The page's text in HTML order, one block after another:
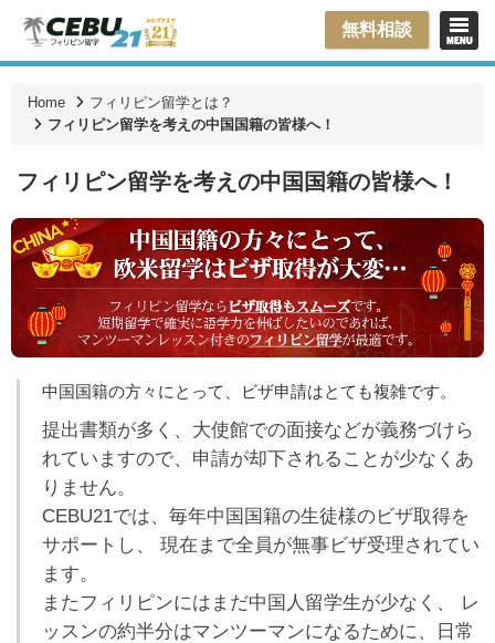
無料相談
Home
フィリピン留学とは？
フィリピン留学を考えの中国国籍の皆様へ！
フィリピン留学を考えの中国国籍の皆様へ！
中国国籍の方々にとって、ビザ申請はとても複雑です。
提出書類が多く、大使館での面接などが義務づけら
れていますので、申請が却下されることが少なくあ
りません。
CEBU21では、毎年中国国籍の生徒様のビザ取得を
サポートし、 現在まで全員が無事ビザ受理されてい
ます。
またフィリピンにはまだ中国人留学生が少なく、 レ
ッスンの約半分はマンツーマンになるために、日常